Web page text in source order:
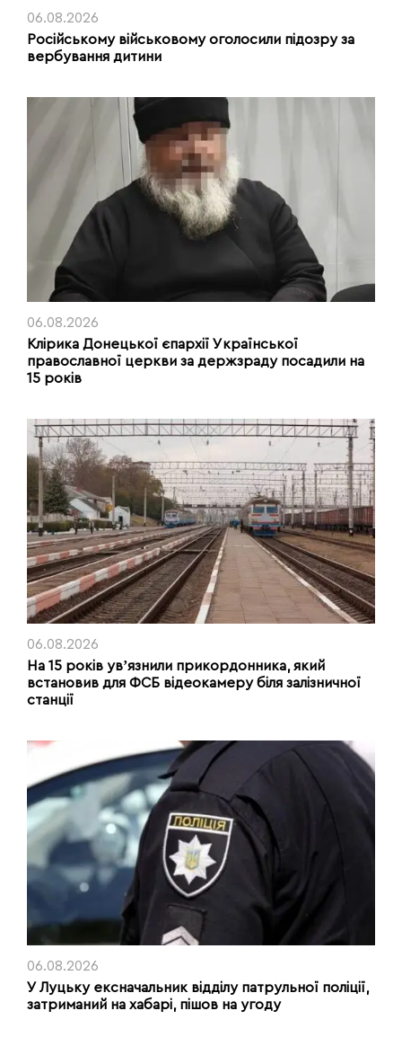
06.08.2026
Російському військовому оголосили підозру за
вербування дитини
06.08.2026
Клірика Донецької єпархії Української
православної церкви за держзраду посадили на
15 років
06.08.2026
На 15 років увʼязнили прикордонника, який
встановив для ФСБ відеокамеру біля залізничної
станції
06.08.2026
У Луцьку ексначальник відділу патрульної поліції,
затриманий на хабарі, пішов на угоду